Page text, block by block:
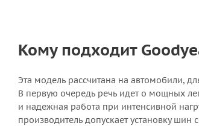
Кому подходит
Эта модель рассчитана на автомобили,
В первую очередь речь идет о мощных
и надежная работа при интенсивной
производитель допускает установку шин